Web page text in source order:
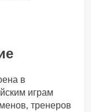
в
играм
тренеров